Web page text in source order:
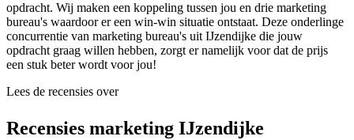
opdracht. Wij maken een koppeling tussen jou en drie marketing
bureau's waardoor er een win-win situatie ontstaat. Deze onderlinge
concurrentie van marketing bureau's uit IJzendijke die jouw
opdracht graag willen hebben, zorgt er namelijk voor dat de prijs
een stuk beter wordt voor jou!
Lees de recensies over
Recensies marketing IJzendijke